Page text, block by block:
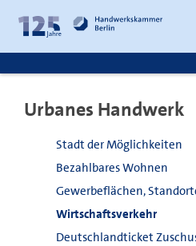
Inhalt
springen
Fußzeile
springen
Urbanes Handwerk
Stadt der Möglichkeiten
Bezahlbares Wohnen
Gewerbeflächen,
Wirtschaftsverkehr
Deutschlandticket